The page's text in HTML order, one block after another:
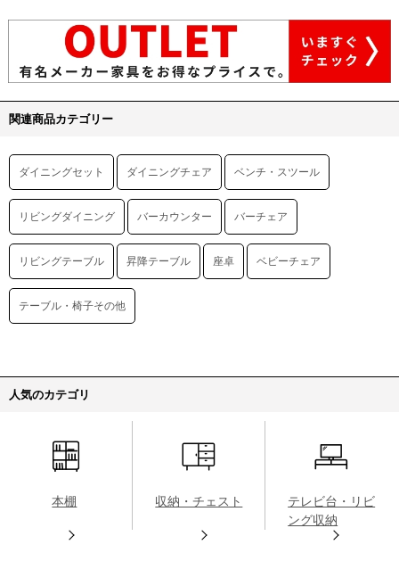
関連商品カテゴリー
ダイニングセット ダイニングチェア ベンチ・スツール
リビングダイニング バーカウンター バーチェア
リビングテーブル 昇降テーブル 座卓 ベビーチェア
テーブル・椅子その他
人気のカテゴリ
本棚 収納・チェスト
テレビ台・リビ
ング収納